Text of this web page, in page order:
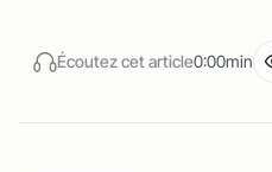
Écoutez cet article0:00min